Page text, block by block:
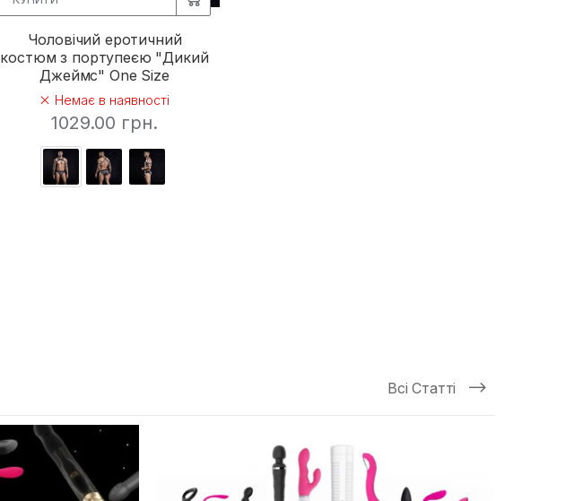
Чоловічий еротичний
костюм з портупеєю "Дикий
Джеймс" One Size
Немає в наявності
1029.00 грн.
Всі Статті